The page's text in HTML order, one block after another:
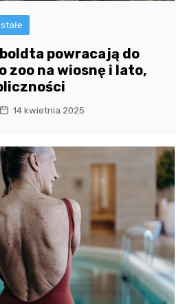
powracają do
zoo na wiosnę i lato,
14 kwietnia 2025